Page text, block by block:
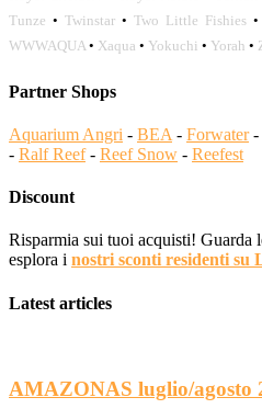
Tunze • Twinstar • Two Little Fishies •
WWWAQUA• Xaqua • Yokuchi • Yorah •
Partner Shops
Aquarium Angri - BEA - Forwater-
- Ralf Reef- Reef Snow - Reefest
Discount
Risparmia sui tuoi acquisti! Guarda
esplora i nostri sconti residenti su
Latest articles
AMAZONAS luglio/agosto